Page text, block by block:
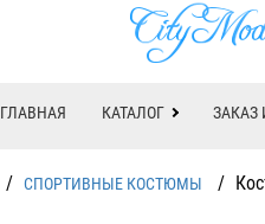
ГЛАВНАЯ КАТАЛОГ ЗАКАЗ
/ СПОРТИВНЫЕ КОСТЮМЫ /